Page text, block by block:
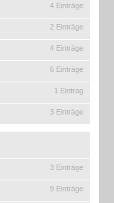
4 Einträge
2 Einträge
4 Einträge
6 Einträge
1 Eintrag
3 Einträge
3 Einträge
9 Einträge